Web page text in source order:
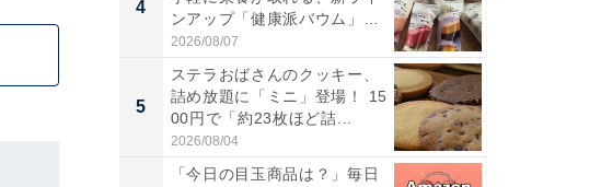
4
ンアップ「健康派バウム」
5...
2026/08/07
5
ステラおばさんのクッキー、
詰め放題に「ミニ」登場！ 15
00円で「約23枚ほど詰...
2026/08/04
「今日の目玉商品は？」毎日